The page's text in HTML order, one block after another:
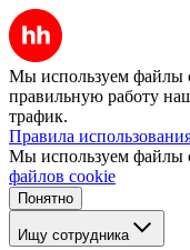
Мы используем файлы
правильную работу
трафик.
Правила
Мы используем файлы
файлов cookie
Понятно
Ищу сотрудника